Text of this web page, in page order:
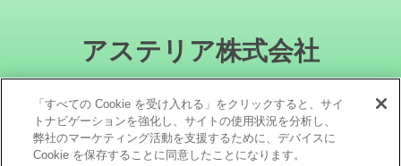
アステリア株式会社
「すべての Cookie を受け入れる」をクリックすると、サイ
トナビゲーションを強化し、サイトの使用状況を分析し、
弊社のマーケティング活動を支援するために、デバイスに
Cookie を保存することに同意したことになります。